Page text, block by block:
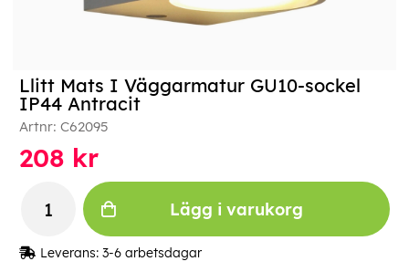
Llitt Mats I Väggarmatur GU10-sockel
IP44 Antracit
Artnr: C62095
208 kr
Lägg i varukorg
Leverans: 3-6 arbetsdagar